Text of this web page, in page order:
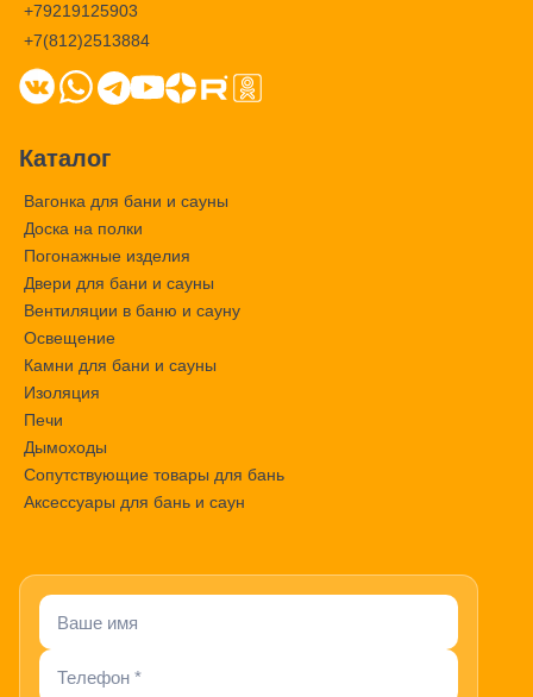
+79219125903
+7(812)2513884
Каталог
Вагонка для бани и сауны
Доска на полки
Погонажные изделия
Двери для бани и сауны
Вентиляции в баню и сауну
Освещение
Камни для бани и сауны
Изоляция
Печи
Дымоходы
Сопутствующие товары для бань
Аксессуары для бань и саун